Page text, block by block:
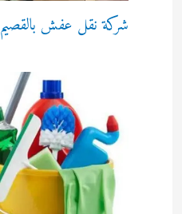
شركة نقل عفش بالقصيم